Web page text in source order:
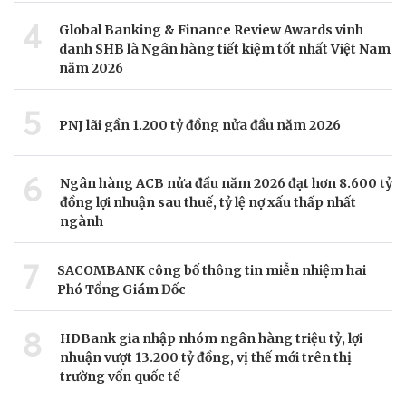
4
Global Banking & Finance Review Awards vinh
danh SHB là Ngân hàng tiết kiệm tốt nhất Việt Nam
năm 2026
5 PNJ lãi gần 1.200 tỷ đồng nửa đầu năm 2026
6
Ngân hàng ACB nửa đầu năm 2026 đạt hơn 8.600 tỷ
đồng lợi nhuận sau thuế, tỷ lệ nợ xấu thấp nhất
ngành
7
SACOMBANK công bố thông tin miễn nhiệm hai
Phó Tổng Giám Đốc
8
HDBank gia nhập nhóm ngân hàng triệu tỷ, lợi
nhuận vượt 13.200 tỷ đồng, vị thế mới trên thị
trường vốn quốc tế